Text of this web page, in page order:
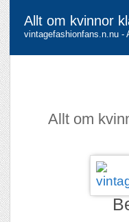
Allt om kvinnor
vintagefashionfans.n.nu -
Allt om